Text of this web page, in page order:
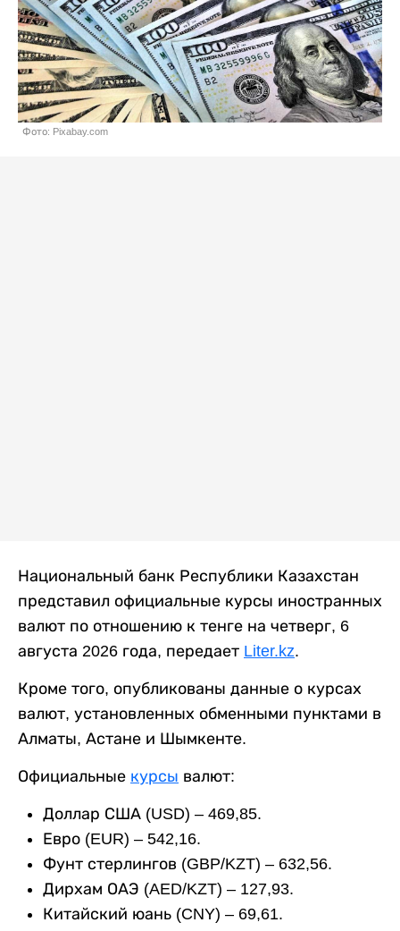
Фото: Pixabay.com
Национальный банк Республики Казахстан
представил официальные курсы иностранных
валют по отношению к тенге на четверг, 6
августа 2026 года, передает Liter.kz.
Кроме того, опубликованы данные о курсах
валют, установленных обменными пунктами в
Алматы, Астане и Шымкенте.
Официальные курсы валют:
Доллар США (USD) – 469,85.
Евро (EUR) – 542,16.
Фунт стерлингов (GBP/KZT) – 632,56.
Дирхам ОАЭ (AED/KZT) – 127,93.
Китайский юань (CNY) – 69,61.